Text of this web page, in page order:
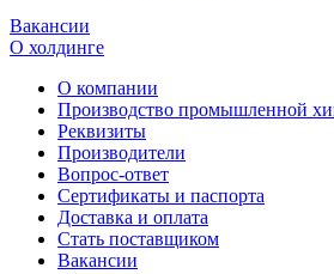
Вакансии
О холдинге
О компании
Производство промышленной
Реквизиты
Производители
Вопрос-ответ
Сертификаты и паспорта
Доставка и оплата
Стать поставщиком
Вакансии